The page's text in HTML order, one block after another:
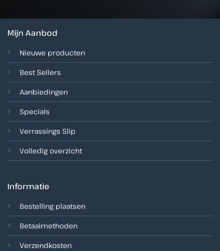
Mijn Aanbod
Nieuwe producten
Best Sellers
Aanbiedingen
Specials
Verrassings Slip
Volledig overzicht
Informatie
Bestelling plaatsen
Betaalmethoden
Verzendkosten